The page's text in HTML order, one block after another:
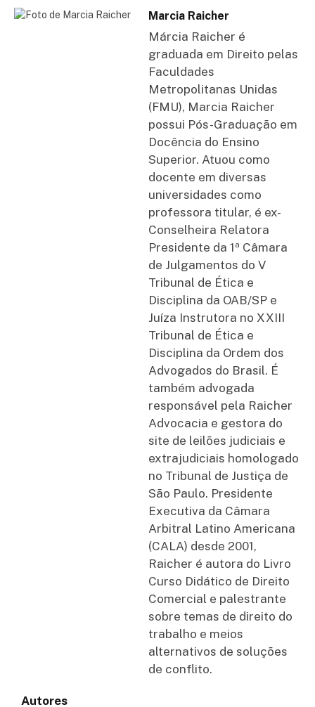
Marcia Raicher
Márcia Raicher é
graduada em Direito pelas
Faculdades
Metropolitanas Unidas
(FMU), Marcia Raicher
possui Pós-Graduação em
Docência do Ensino
Superior. Atuou como
docente em diversas
universidades como
professora titular, é ex-
Conselheira Relatora
Presidente da 1ª Câmara
de Julgamentos do V
Tribunal de Ética e
Disciplina da OAB/SP e
Juíza Instrutora no XXIII
Tribunal de Ética e
Disciplina da Ordem dos
Advogados do Brasil. É
também advogada
responsável pela Raicher
Advocacia e gestora do
site de leilões judiciais e
extrajudiciais homologado
no Tribunal de Justiça de
São Paulo. Presidente
Executiva da Câmara
Arbitral Latino Americana
(CALA) desde 2001,
Raicher é autora do Livro
Curso Didático de Direito
Comercial e palestrante
sobre temas de direito do
trabalho e meios
alternativos de soluções
de conflito.
Autores